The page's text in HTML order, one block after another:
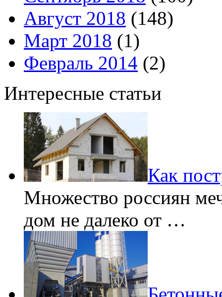
Август 2018 (148)
Март 2018 (1)
Февраль 2014 (2)
Интересные статьи
Как
Множество россиян
дом не далеко от …